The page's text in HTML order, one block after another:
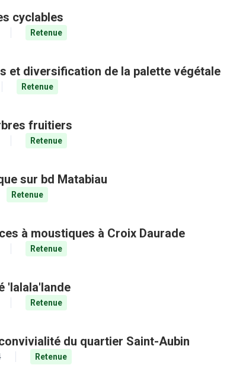
cyclables
Retenue
et diversification de la palette végétale
Retenue
fruitiers
Retenue
sur bd Matabiau
Retenue
à moustiques à Croix Daurade
Retenue
'lalala'lande
Retenue
du quartier Saint-Aubin
Retenue